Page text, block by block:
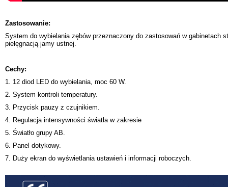
Zastosowanie:
System do wybielania zębów przeznaczony do zastosowań w
pielęgnacją jamy ustnej.
Cechy:
1. 12 diod LED do wybielania, moc 60 W.
2. System kontroli temperatury.
3. Przycisk pauzy z czujnikiem.
4. Regulacja intensywności światła w zakresie
5. Światło grupy AB.
6. Panel dotykowy.
7. Duży ekran do wyświetlania ustawień i informacji roboczych.